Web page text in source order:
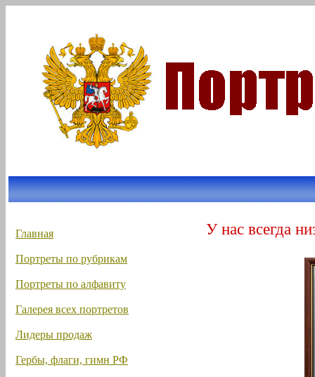
Главная
Портреты по рубрикам
Портреты по алфавиту
Галерея всех портретов
Лидеры продаж
Гербы, флаги, гимн РФ
У нас всегда